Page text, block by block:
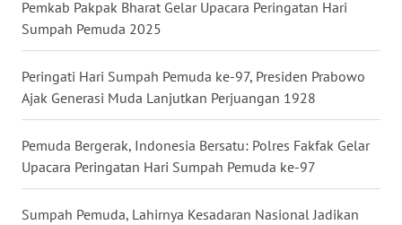
Pemkab Pakpak Bharat Gelar Upacara Peringatan Hari
Sumpah Pemuda 2025
Peringati Hari Sumpah Pemuda ke-97, Presiden Prabowo
Ajak Generasi Muda Lanjutkan Perjuangan 1928
Pemuda Bergerak, Indonesia Bersatu: Polres Fakfak Gelar
Upacara Peringatan Hari Sumpah Pemuda ke-97
Sumpah Pemuda, Lahirnya Kesadaran Nasional Jadikan
SULSEL
GORONTALO
SULUT
MALUKU